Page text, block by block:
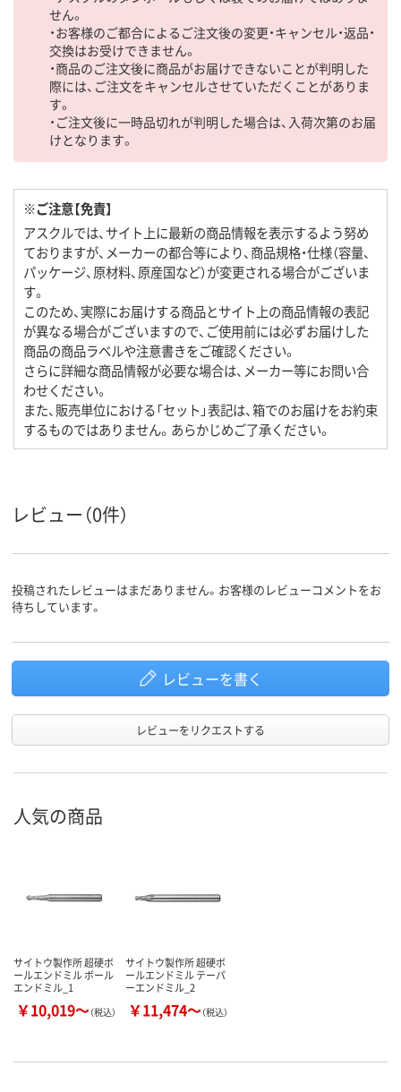
せん。
・お客様のご都合によるご注文後の変更・キャンセル・返品・
交換はお受けできません。
・商品のご注文後に商品がお届けできないことが判明した
際には、ご注文をキャンセルさせていただくことがありま
す。
・ご注文後に一時品切れが判明した場合は、入荷次第のお届
けとなります。
※ご注意【免責】
アスクルでは、サイト上に最新の商品情報を表示するよう努め
ておりますが、メーカーの都合等により、商品規格・仕様（容量、
パッケージ、原材料、原産国など）が変更される場合がございま
す。
このため、実際にお届けする商品とサイト上の商品情報の表記
が異なる場合がございますので、ご使用前には必ずお届けした
商品の商品ラベルや注意書きをご確認ください。
さらに詳細な商品情報が必要な場合は、メーカー等にお問い合
わせください。
また、販売単位における「セット」表記は、箱でのお届けをお約束
するものではありません。あらかじめご了承ください。
レビュー（0件）
投稿されたレビューはまだありません。お客様のレビューコメントをお
待ちしています。
レビューを書く
レビューをリクエストする
人気の商品
サイトウ製作所 超硬ボ
ールエンドミル ボール
エンドミル_1
￥10,019～（税込）
サイトウ製作所 超硬ボ
ールエンドミル テーパ
ーエンドミル_2
￥11,474～（税込）